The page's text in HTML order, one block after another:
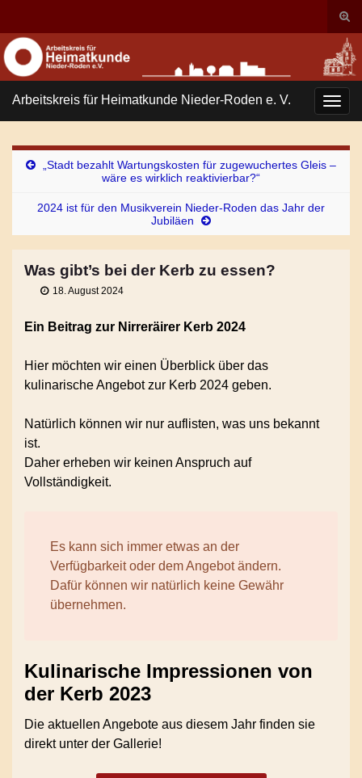
Search for:
Arbeitskreis für Heimatkunde Nieder-Roden e. V.
„Stadt bezahlt Wartungskosten für zugewuchertes Gleis –
wäre es wirklich reaktivierbar?“
2024 ist für den Musikverein Nieder-Roden das Jahr der
Jubiläen
Was gibt’s bei der Kerb zu essen?
18. August 2024
Ein Beitrag zur Nirreräirer Kerb 2024
Hier möchten wir einen Überblick über das
kulinarische Angebot zur Kerb 2024 geben.
Natürlich können wir nur auflisten, was uns bekannt
ist.
Daher erheben wir keinen Anspruch auf
Vollständigkeit.
Es kann sich immer etwas an der
Verfügbarkeit oder dem Angebot ändern.
Dafür können wir natürlich keine Gewähr
übernehmen.
Kulinarische Impressionen von
der Kerb 2023
Die aktuellen Angebote aus diesem Jahr finden sie
direkt unter der Gallerie!